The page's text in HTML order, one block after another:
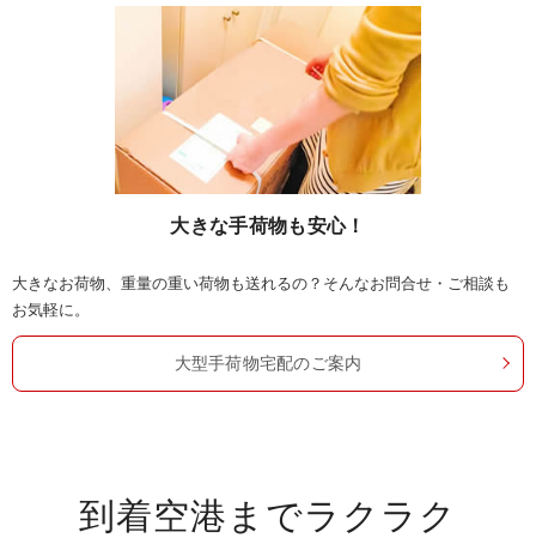
大きな手荷物も安心！
大きなお荷物、重量の重い荷物も送れるの？そんなお問合せ・ご相談も
お気軽に。
大型手荷物宅配のご案内
到着空港までラクラク